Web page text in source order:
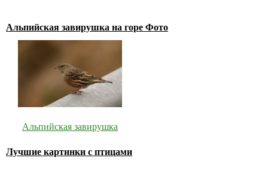
Альпийская завирушка на горе Фото
Альпийская завирушка
Лучшие картинки с птицами